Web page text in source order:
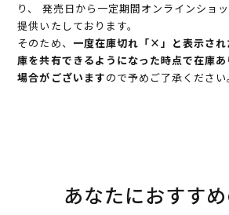
り、 発売日から一定期間オンラインショ
提供いたしております。
そのため、 一度在庫切れ「×」と表示さ
庫を共有できるようになった時点で在庫
場合がございますので予めご了承ください
あなたにおすす